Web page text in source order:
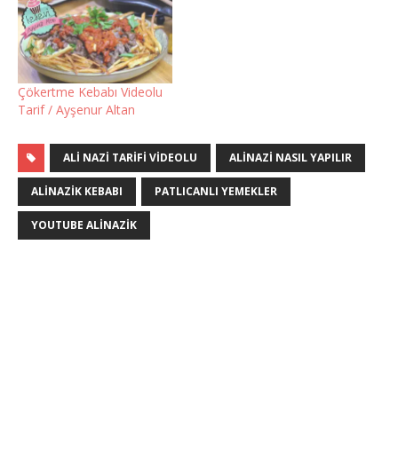
Çökertme Kebabı Videolu
Tarif / Ayşenur Altan
ALI NAZI TARIFI VIDEOLU ALINAZI NASIL YAPILIR
ALINAZIK KEBABI PATLICANLI YEMEKLER
YOUTUBE ALINAZIK